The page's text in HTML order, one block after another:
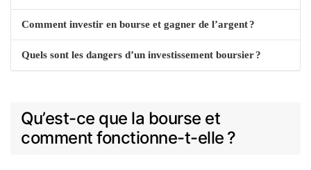
Comment investir en bourse et gagner de l’argent ?
Quels sont les dangers d’un investissement boursier ?
Qu’est-ce que la bourse et
comment fonctionne-t-elle ?